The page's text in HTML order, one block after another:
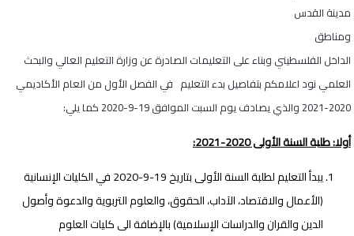
مدينة القدس
ومناطق
الداخل الفلسطيني وبناء على التعليمات الصادرة عن وزارة التعليم العالي والبحث
العلمي نود اعلامكم بتفاصيل بدء التعليم في الفصل الأول من العام الأكاديمي
2020-2021 والذي يصادف يوم السبت الموافق 19-9-2020 كما يلي:
أولا: طلبة السنة الأولى 2020-2021:
يبدأ التعليم لطلبة السنة الأولى بتاريخ 19-9-2020 في الكليات الإنسانية
(الأعمال والاقتصاد، الآداب، الحقوق، والعلوم التربوية والدعوة وأصول
الدين والقران والدراسات الإسلامية) بالإضافة الى كليات العلوم